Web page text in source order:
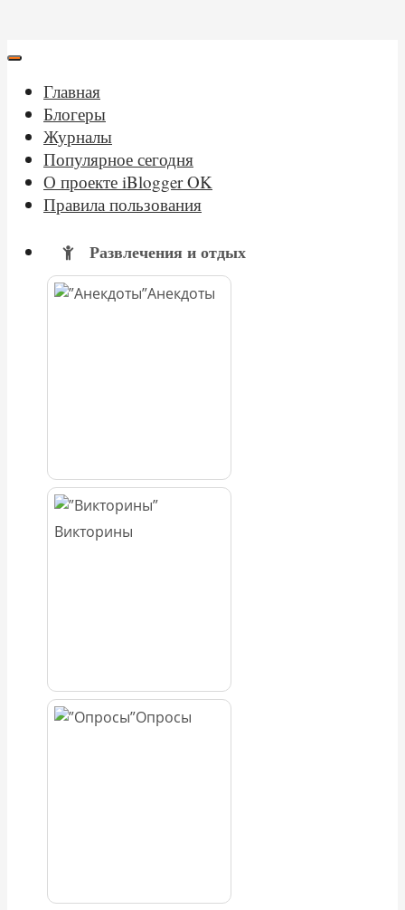
Главная
Блогеры
Журналы
Популярное сегодня
О проекте iBlogger OK
Правила пользования
Развлечения и отдых
Анекдоты
Викторины
Опросы